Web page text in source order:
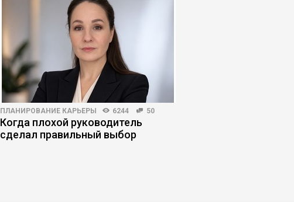
ПЛАНИРОВАНИЕ КАРЬЕРЫ 6244 50
Когда плохой руководитель
сделал правильный выбор